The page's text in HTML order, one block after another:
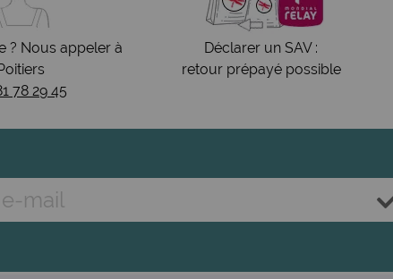
? Nous appeler à
78 29 45
Déclarer un SAV :
retour prépayé possible